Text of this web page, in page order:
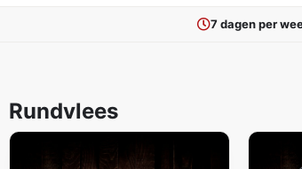
7 dagen per
Rundvlees